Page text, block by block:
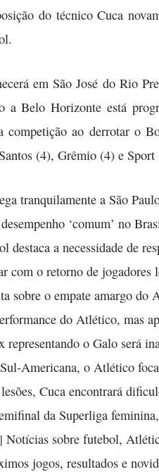
do técnico Cuca
em São José do Rio
a Belo Horizonte está
ao derrotar o
(4), Grêmio (4) e
tranquilamente a São
‘comum’ no
destaca a necessidade de
com o retorno de jogadores
sobre o empate amargo do
do Atlético, mas
representando o Galo será
Americana, o Atlético
Cuca encontrará
da Superliga
Notícias sobre futebol,
jogos, resultados e